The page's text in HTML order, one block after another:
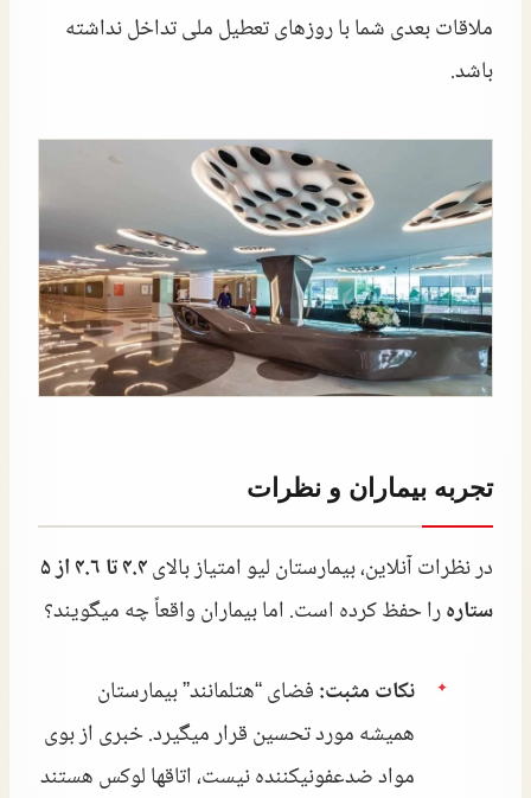
ملاقات بعدی شما با روزهای تعطیل ملی تداخل نداشته
باشد.
تجربه بیماران و نظرات
در نظرات آنلاین، بیمارستان لیو امتیاز بالای
۴.۴ تا ۴.۶ از ۵
ستارهرا حفظ کرده است. اما بیماران واقعاً چه میگویند؟
نکات مثبت:فضای “هتلمانند” بیمارستان
همیشه مورد تحسین قرار میگیرد. خبری از بوی
مواد ضدعفونیکننده نیست، اتاقها لوکس هستند